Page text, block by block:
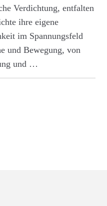
Verdichtung, entfalten
ihre eigene
im Spannungsfeld
und Bewegung, von
und …